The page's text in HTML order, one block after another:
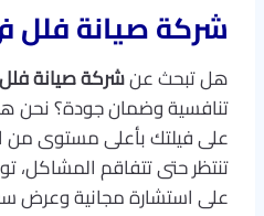
شركة صيانة فلل
هل تبحث عنشركة صيانة
تنافسية وضمان جودة؟ نحن
على فيلتك بأعلى مستوى من
تنتظر حتى تتفاقم المشاكل،
على استشارة مجانية وعرض